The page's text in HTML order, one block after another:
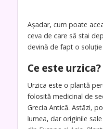
Așadar, cum poate
ceva de care să stai
devină de fapt o
Ce este urzica?
Urzica este o plantă
folosită medicinal de
Grecia Antică. Astăzi,
lumea, dar originile